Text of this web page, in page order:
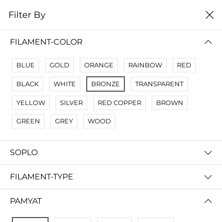
0
No Results
Not Found Filters1
Not Found Filters2
Filter By
FILAMENT-COLOR
BLUE GOLD ORANGE RAINBOW RED
BLACK WHITE BRONZE TRANSPARENT
YELLOW SILVER RED COPPER BROWN
GREEN GREY WOOD
SOPLO
FILAMENT-TYPE
PAMYAT